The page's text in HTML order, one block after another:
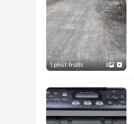
1 phút trước 3